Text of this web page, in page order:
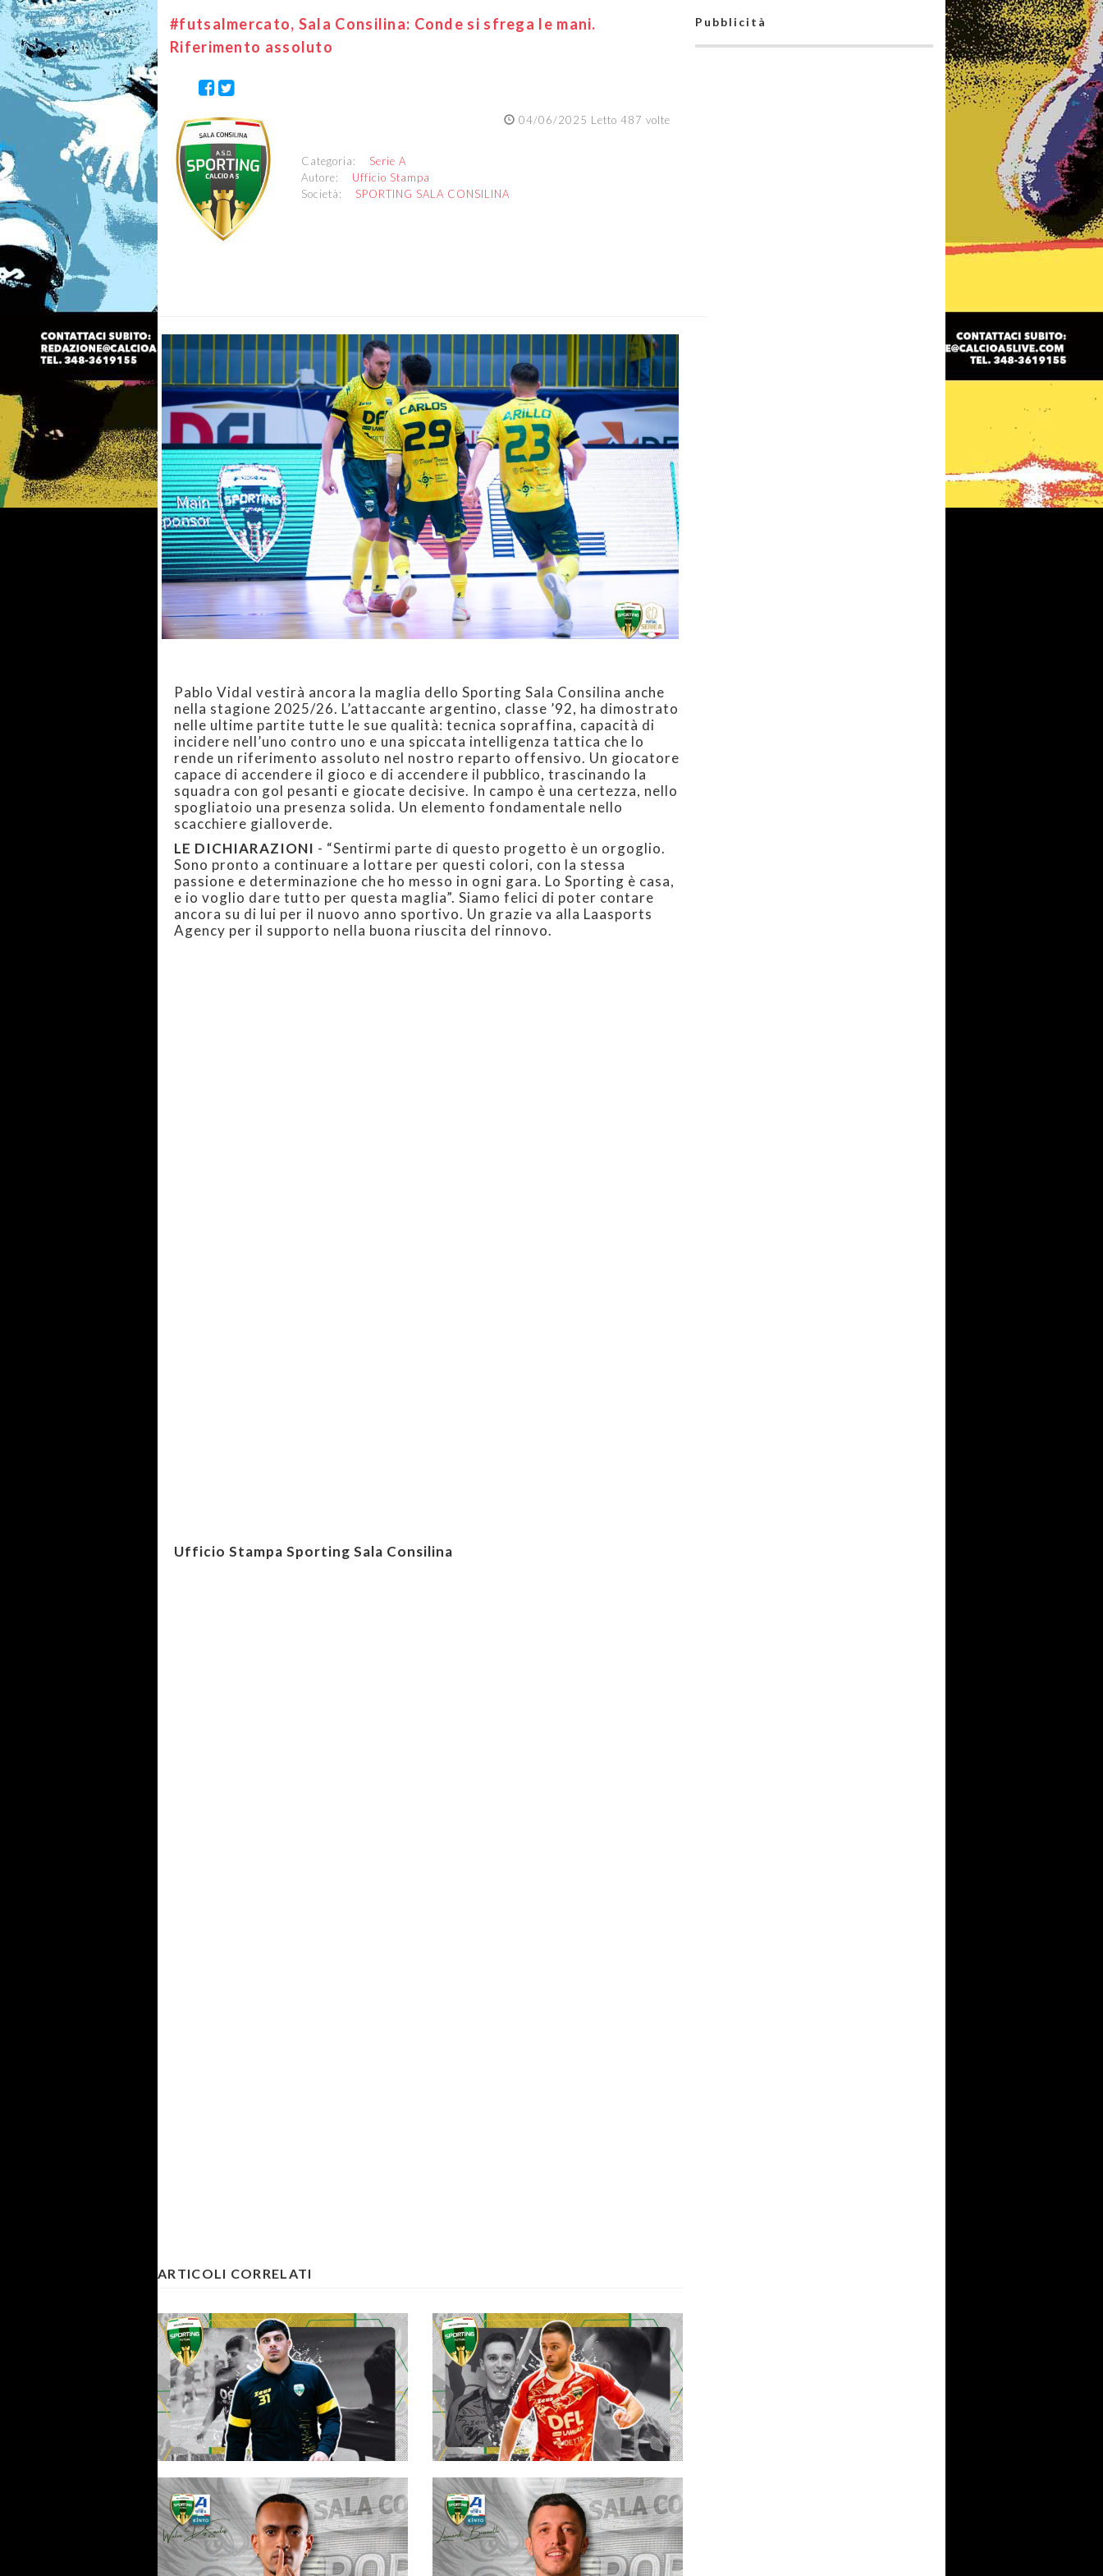
#futsalmercato, Sala Consilina: Conde si sfrega le mani.
Riferimento assoluto
04/06/2025 Letto 487 volte
Categoria: Serie A
Autore: Ufficio Stampa
Società: SPORTING SALA CONSILINA
Pablo Vidal vestirà ancora la maglia dello Sporting Sala Consilina anche
nella stagione 2025/26. L’attaccante argentino, classe ’92, ha dimostrato
nelle ultime partite tutte le sue qualità: tecnica sopraffina, capacità di
incidere nell’uno contro uno e una spiccata intelligenza tattica che lo
rende un riferimento assoluto nel nostro reparto offensivo. Un giocatore
capace di accendere il gioco e di accendere il pubblico, trascinando la
squadra con gol pesanti e giocate decisive. In campo è una certezza, nello
spogliatoio una presenza solida. Un elemento fondamentale nello
scacchiere gialloverde.
LE DICHIARAZIONI - “Sentirmi parte di questo progetto è un orgoglio.
Sono pronto a continuare a lottare per questi colori, con la stessa
passione e determinazione che ho messo in ogni gara. Lo Sporting è casa,
e io voglio dare tutto per questa maglia”. Siamo felici di poter contare
ancora su di lui per il nuovo anno sportivo. Un grazie va alla Laasports
Agency per il supporto nella buona riuscita del rinnovo.
Ufficio Stampa Sporting Sala Consilina
ARTICOLI CORRELATI
Pubblicità